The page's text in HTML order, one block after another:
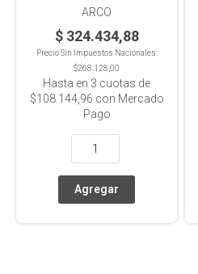
ARCO
$ 324.434,88
Precio Sin Impuestos Nacionales:
$268.128,00
Hasta en 3 cuotas de
$108.144,96 con Mercado
Pago